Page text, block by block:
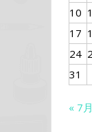
10
17
24
31
« 7月